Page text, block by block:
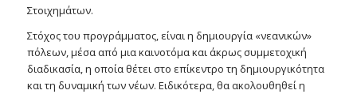
Στοιχημάτων.
Στόχος του προγράμματος, είναι η δημιουργία «νεανικών»
πόλεων, μέσα από μια καινοτόμα και άκρως συμμετοχική
διαδικασία, η οποία θέτει στο επίκεντρο τη δημιουργικότητα
και τη δυναμική των νέων. Ειδικότερα, θα ακολουθηθεί η